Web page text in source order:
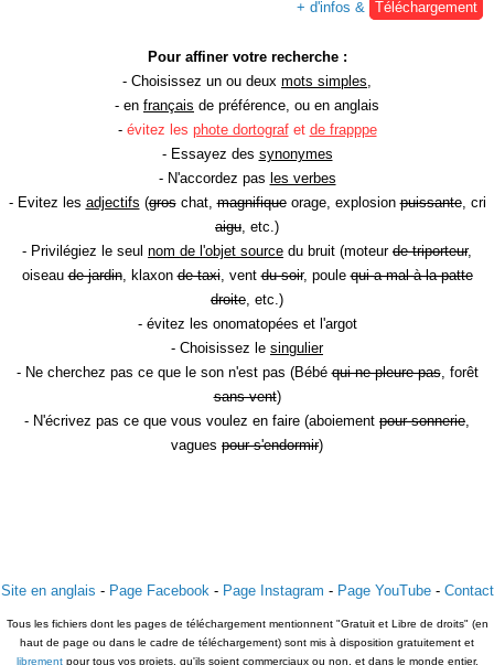
+ d'infos &
Téléchargement
Pour affiner votre recherche :
- Choisissez un ou deux mots simples
- en français de préférence, ou en anglais
- évitez les phote dortografet de frapppe
- Essayez des synonymes
- N'accordez pas les verbes
- Evitez les adjectifs (groschat,magnifiqueorage, explosionpuissante, cri
aigu , etc.)
- Privilégiez le seul nom de l'objet source du bruit (moteur de triporteur,
oiseaude jardin, klaxonde taxi, ventdu soir, poulequi a mal à la patte
droite , etc.)
- évitez les onomatopées et l'argot
- Choisissez le singulier
- Ne cherchez pas ce que le son n'est pas (Bébéqui ne pleure pas, forêt
sans vent)
- N'écrivez pas ce que vous voulez en faire (aboiement pour sonnerie
vagues pour s'endormir)
Site en anglais - Page Facebook - Page Instagram - Page YouTube- Contact
Tous les fichiers dont les pages de téléchargement mentionnent "Gratuit et Libre de droits" (en
haut de page ou dans le cadre de téléchargement) sont mis à disposition gratuitement et
librementpour tous vos projets, qu'ils soient commerciaux ou non, et dans le monde entier.